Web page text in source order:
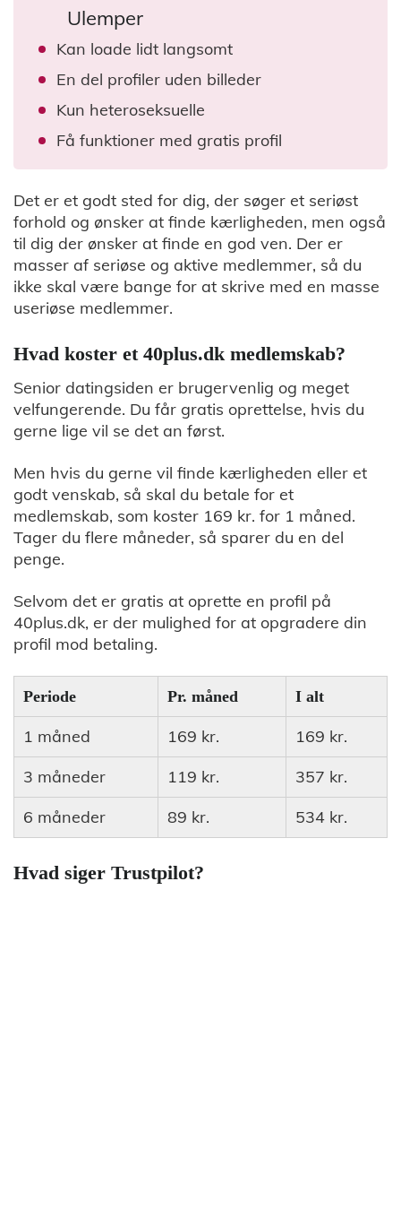
Ulemper
Kan loade lidt langsomt
En del profiler uden billeder
Kun heteroseksuelle
Få funktioner med gratis profil
Det er et godt sted for dig, der søger et seriøst
forhold og ønsker at finde kærligheden, men også
til dig der ønsker at finde en god ven. Der er
masser af seriøse og aktive medlemmer, så du
ikke skal være bange for at skrive med en masse
useriøse medlemmer.
Hvad koster et 40plus.dk medlemskab?
Senior datingsiden er brugervenlig og meget
velfungerende. Du får gratis oprettelse, hvis du
gerne lige vil se det an først.
Men hvis du gerne vil finde kærligheden eller et
godt venskab, så skal du betale for et
medlemskab, som koster 169 kr. for 1 måned.
Tager du flere måneder, så sparer du en del
penge.
Selvom det er gratis at oprette en profil på
40plus.dk, er der mulighed for at opgradere din
profil mod betaling.
Periode Pr. måned I alt
1 måned 169 kr.
169 kr.
3 måneder
119 kr.
357 kr.
6 måneder
89 kr. 534 kr.
Hvad siger Trustpilot?